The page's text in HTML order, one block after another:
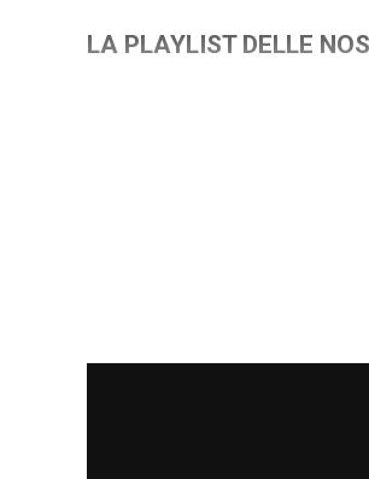
LA PLAYLIST DELLE